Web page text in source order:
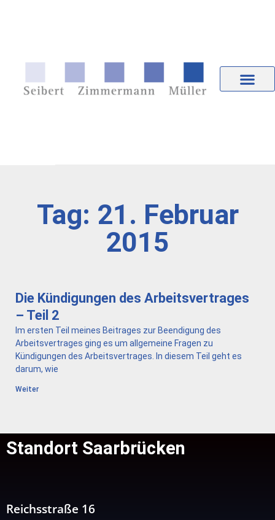
Tag: 21. Februar
2015
Die Kündigungen des Arbeitsvertrages
– Teil 2
Im ersten Teil meines Beitrages zur Beendigung des
Arbeitsvertrages ging es um allgemeine Fragen zu
Kündigungen des Arbeitsvertrages. In diesem Teil geht es
darum, wie
Weiter
Standort Saarbrücken
Reichsstraße 16